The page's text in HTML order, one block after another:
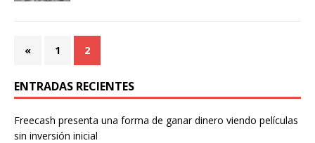
« 1 2
ENTRADAS RECIENTES
Freecash presenta una forma de ganar dinero viendo películas
sin inversión inicial